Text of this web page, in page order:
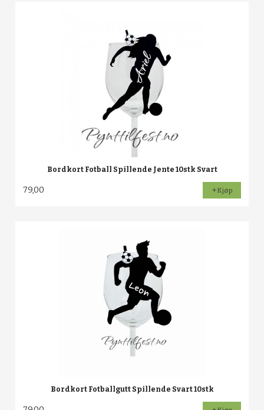
Bordkort Fotball Spillende Jente 10stk Svart
79,00 Kjøp
Bordkort Fotballgutt Spillende Svart 10stk